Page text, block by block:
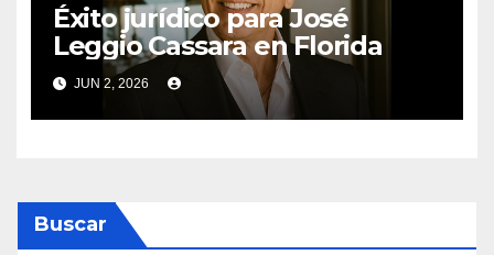
Éxito jurídico para José
Leggio Cassara en Florida
JUN 2, 2026
Buscar